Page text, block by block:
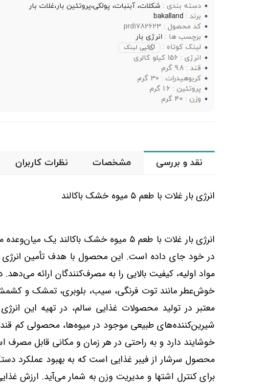
دسته بندی : شکلات، آبنبات، پولکی،پروتئین بار،غلات بار
برند : bakalland
کد محصول : prd1782623
برچسب ها : انرژی بار
لینک کوتاه :
کپی لینک
انرژی : 156 کیلو کالری
قند : 9.8 گرم
کربوهیدرات : 30 گرم
پروتئین : 1.6 گرم
وزن : 40 گرم
نقد و بررسی مشخصات نظرات کاربران
انرژی بار غلات با طعم ۵ میوه خشک باکالند
انرژی بار غلات با طعم۵ میوه خشک باکالند یک
در خود جای داده است. این محصول با هدف تأمین انرژی
مواد اولیه، کیفیت بالایی را به مصرف‌کنندگان ارائه می‌دهد.
خوش‌عطر مانند توت فرنگی، سیب، بلوبری، تمشک و کشمش
معتبر در تولید محصولات غذایی سالم، در تهیه این
شیرین‌کننده‌های طبیعی موجود در میوه‌ها، محصولی کم
خوشایند دارد و به راحتی در هر زمان و مکانی قابل
محصول سرشار از فیبر غذایی است که به بهبود عملکرد
برای کنترل اشتها و مدیریت وزن به شمار می‌آید. ارزش